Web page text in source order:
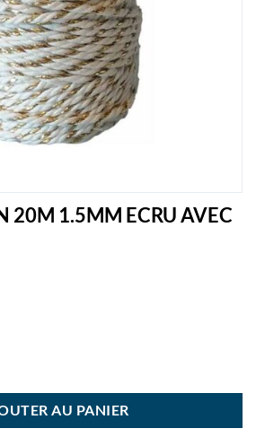
20M 1.5MM ECRU AVEC
AU PANIER